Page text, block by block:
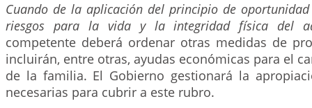
Cuando de la aplicación del principio de
riesgos para la vida y la integridad física del
competente deberá ordenar otras medidas de
incluirán, entre otras, ayudas económicas para el
de la familia. El Gobierno gestionará la
necesarias para cubrir a este rubro.